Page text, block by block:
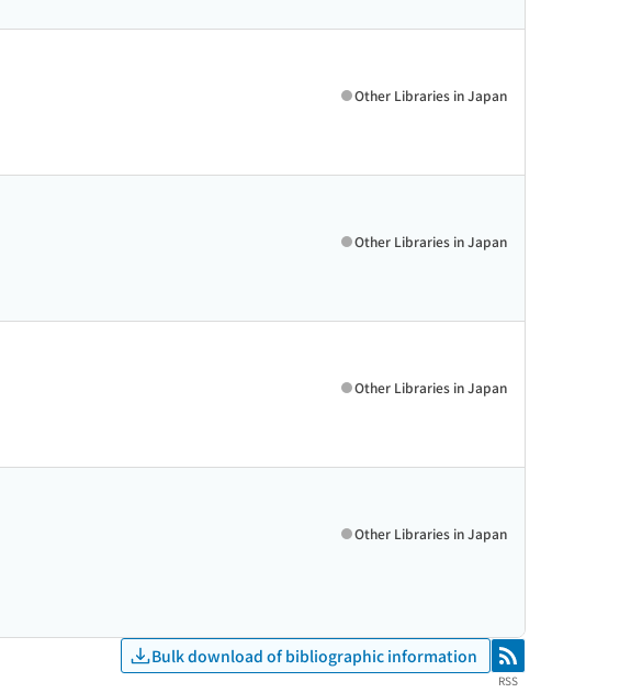
Other Libraries in Japan
Other Libraries in Japan
Other Libraries in Japan
Other Libraries in Japan
Bulk download of bibliographic information RSS
RSS